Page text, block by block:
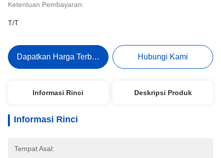
Ketentuan Pembayaran:
T/T
Dapatkan Harga Terbaik Hubungi Kami
Informasi Rinci Deskripsi Produk
Informasi Rinci
Tempat Asal: